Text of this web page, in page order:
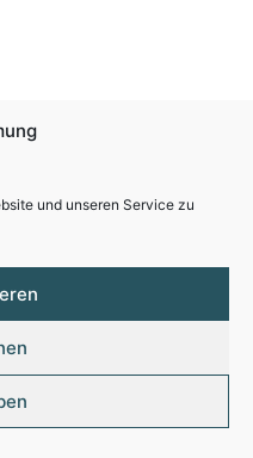
und unseren Service zu